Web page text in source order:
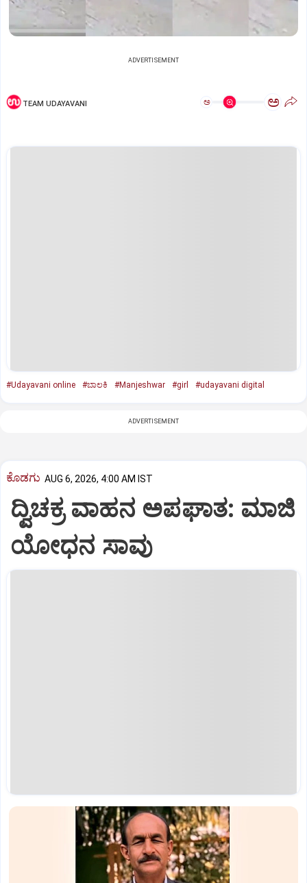
ADVERTISEMENT
TEAM UDAYAVANI ಅ ಅ
#Udayavani online #ಬಾಲಕಿ #Manjeshwar #girl #udayavani digital
ADVERTISEMENT
ಕೊಡಗು AUG 6, 2026, 4:00 AM IST
ದ್ವಿಚಕ್ರ ವಾಹನ ಅಪಘಾತ: ಮಾಜಿ
ಯೋಧನ ಸಾವು